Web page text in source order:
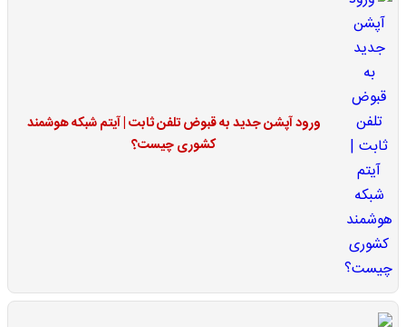
ورود آپشن جدید به قبوض تلفن ثابت | آیتم شبکه هوشمند
کشوری چیست؟